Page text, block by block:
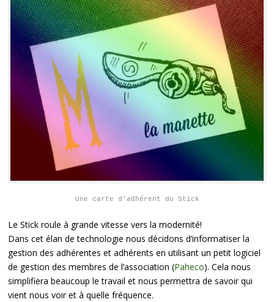
Une carte d’adhérent du Stick
Le Stick roule à grande vitesse vers la modernité!
Dans cet élan de technologie nous décidons d’informatiser la
gestion des adhérentes et adhérents en utilisant un petit logiciel
de gestion des membres de l’association (Paheco). Cela nous
simplifiera beaucoup le travail et nous permettra de savoir qui
vient nous voir et à quelle fréquence.